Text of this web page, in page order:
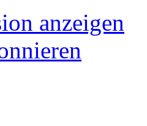
anzeigen